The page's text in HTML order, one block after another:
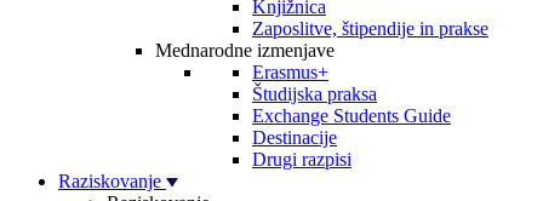
Knjižnica
Zaposlitve, štipendije in prakse
Mednarodne izmenjave
Erasmus+
Študijska praksa
Exchange Students Guide
Destinacije
Drugi razpisi
Raziskovanje